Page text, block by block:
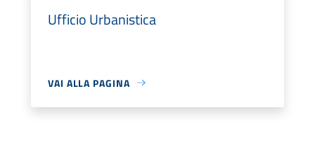
Ufficio Urbanistica
VAI ALLA PAGINA